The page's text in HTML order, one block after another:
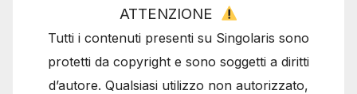
ATTENZIONE
Tutti i contenuti presenti su Singolaris sono
protetti da copyright e sono soggetti a diritti
d’autore. Qualsiasi utilizzo non autorizzato,